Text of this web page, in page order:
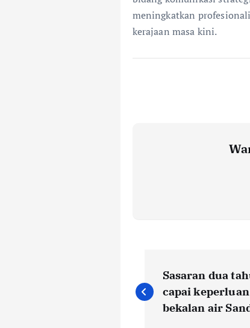
meningkatkan
kerajaan masa kini.
o
Sasaran dua
capai
bekalan air